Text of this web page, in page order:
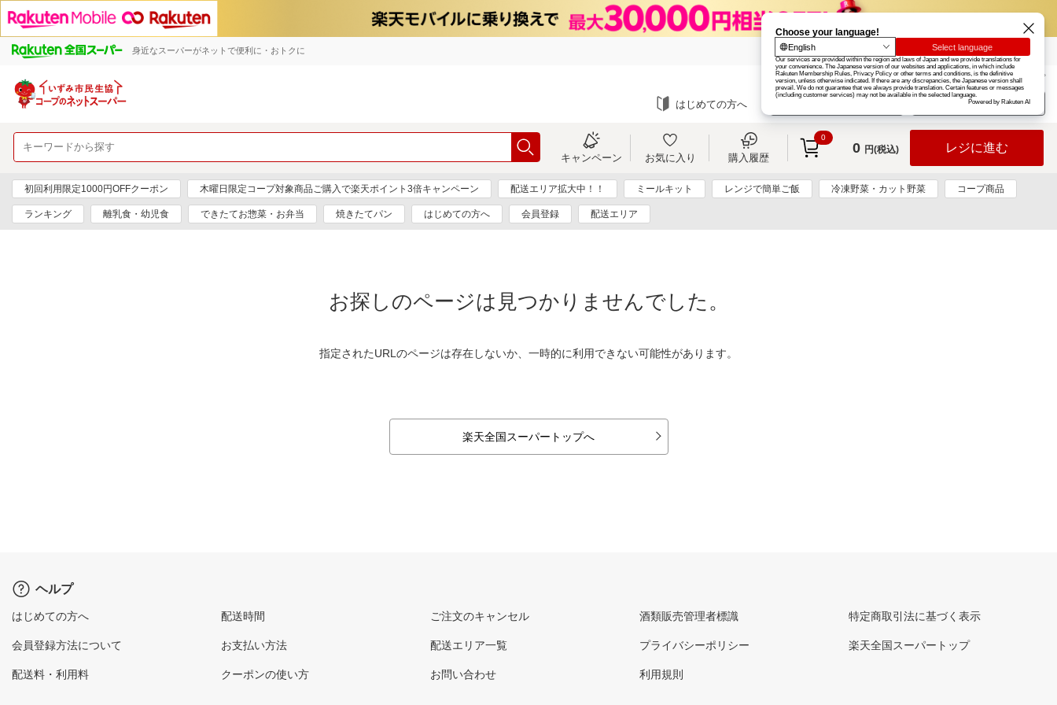
身近なスーパーがネットで便利に・おトクに 楽天グループ カード
お知らせ ヘルプ
はじめての方へ ログイン
キャンペーン お気に入り 購入履歴
0
0 円(税込) レジに進む
初回利用限定1000円OFFクーポン 木曜日限定コープ対象商品ご購入で楽天ポイント3倍キャンペーン 配送エリア拡大中！！ ミールキット レンジで簡単ご飯 冷凍野菜・カット野菜 コープ商品
ランキング 離乳食・幼児食 できたてお惣菜・お弁当 焼きたてパン はじめての方へ 会員登録 配送エリア
お探しのページは見つかりませんでした。
指定されたURLのページは存在しないか、一時的に利用できない可能性があります。
楽天全国スーパートップへ
ヘルプ
はじめての方へ
会員登録方法について
配送料・利用料
配送時間
お支払い方法
クーポンの使い方
ご注文のキャンセル
配送エリア一覧
お問い合わせ
酒類販売管理者標識
プライバシーポリシー
利用規則
特定商取引法に基づく表示
楽天全国スーパートップ